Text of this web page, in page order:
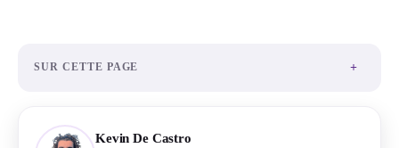
SUR CETTE PAGE +
Kevin De Castro